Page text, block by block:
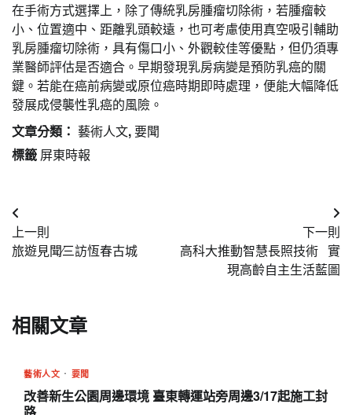
在手術方式選擇上，除了傳統乳房腫瘤切除術，若腫瘤較
小、位置適中、距離乳頭較遠，也可考慮使用真空吸引輔助
乳房腫瘤切除術，具有傷口小、外觀較佳等優點，但仍須專
業醫師評估是否適合。早期發現乳房病變是預防乳癌的關
鍵。若能在癌前病變或原位癌時期即時處理，便能大幅降低
發展成侵襲性乳癌的風險。
文章分類： 藝術人文,要聞
標籤 屏東時報
文
章
上一則
旅遊見聞∕三訪恆春古城
下一則
高科大推動智慧長照技術 實
現高齡自主生活藍圖
相關文章
藝術人文 要聞
改善新生公園周邊環境 臺東轉運站旁周邊3/17起施工封